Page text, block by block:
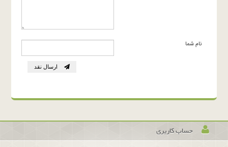
نام شما
ارسال نقد
حساب کاربری